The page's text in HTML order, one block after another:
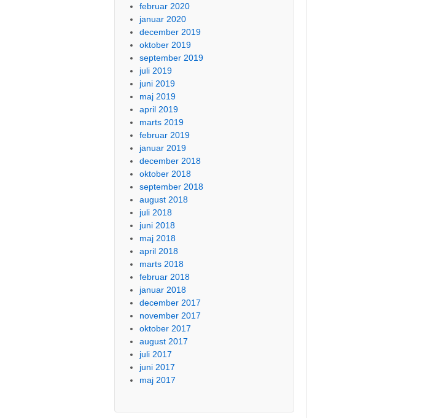
februar 2020
januar 2020
december 2019
oktober 2019
september 2019
juli 2019
juni 2019
maj 2019
april 2019
marts 2019
februar 2019
januar 2019
december 2018
oktober 2018
september 2018
august 2018
juli 2018
juni 2018
maj 2018
april 2018
marts 2018
februar 2018
januar 2018
december 2017
november 2017
oktober 2017
august 2017
juli 2017
juni 2017
maj 2017